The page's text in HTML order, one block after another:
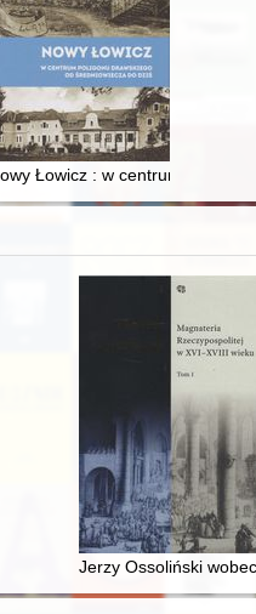
i towarzyski lokalnego
Łowicz : w centrum
nam powierzoną :
Jerzy Ossoliński